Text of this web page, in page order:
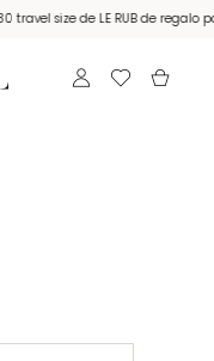
size de LE RUB de regalo por